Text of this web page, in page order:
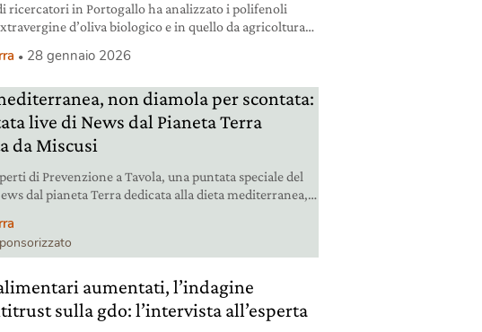
ricercatori in Portogallo ha analizzato i polifenoli
d’oliva biologico e in quello da agricoltura
28 gennaio 2026
non diamola per scontata:
live di News dal Pianeta Terra
da Miscusi
di Prevenzione a Tavola, una puntata speciale del
dal pianeta Terra dedicata alla dieta mediterranea,
aumentati, l’indagine
sulla gdo: l’intervista all’esperta